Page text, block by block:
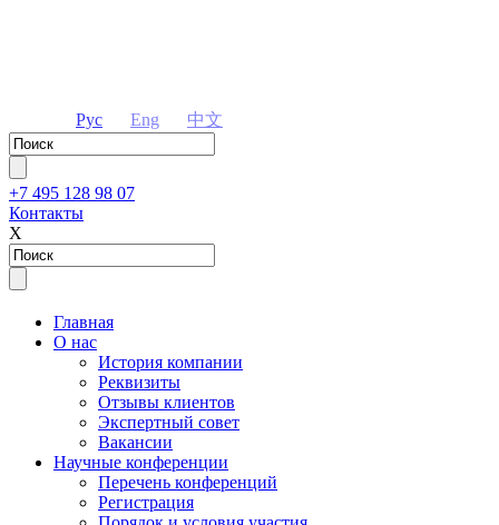
Рус Eng 中文
+7 495 128 98 07
Контакты
Х
Главная
О нас
История компании
Реквизиты
Отзывы клиентов
Экспертный совет
Вакансии
Научные конференции
Перечень конференций
Регистрация